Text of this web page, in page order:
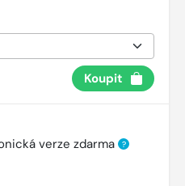
Koupit
verze zdarma ?